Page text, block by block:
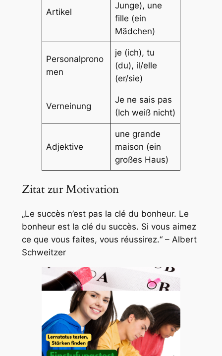
Artikel
Junge), une
fille (ein
Mädchen)
Personalprono
men
je (ich), tu
(du), il/elle
(er/sie)
Verneinung
Je ne sais pas
(Ich weiß nicht)
Adjektive
une grande
maison (ein
großes Haus)
Zitat zur Motivation
„Le succès n’est pas la clé du bonheur. Le
bonheur est la clé du succès. Si vous aimez
ce que vous faites, vous réussirez.“ – Albert
Schweitzer